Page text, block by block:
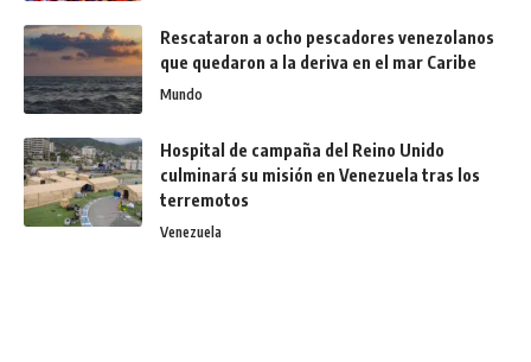
Rescataron a ocho pescadores venezolanos
que quedaron a la deriva en el mar Caribe
Mundo
Hospital de campaña del Reino Unido
culminará su misión en Venezuela tras los
terremotos
Venezuela